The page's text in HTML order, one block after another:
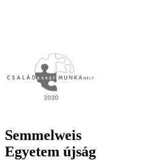
Semmelweis
Egyetem újság